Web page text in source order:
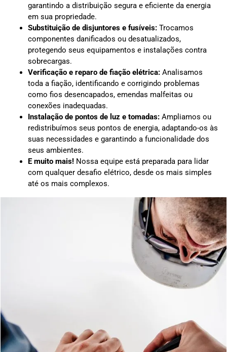
garantindo a distribuição segura e eficiente da energia
em sua propriedade.
Substituição de disjuntores e fusíveis: Trocamos
componentes danificados ou desatualizados,
protegendo seus equipamentos e instalações contra
sobrecargas.
Verificação e reparo de fiação elétrica: Analisamos
toda a fiação, identificando e corrigindo problemas
como fios desencapados, emendas malfeitas ou
conexões inadequadas.
Instalação de pontos de luz e tomadas: Ampliamos ou
redistribuímos seus pontos de energia, adaptando-os às
suas necessidades e garantindo a funcionalidade dos
seus ambientes.
E muito mais! Nossa equipe está preparada para lidar
com qualquer desafio elétrico, desde os mais simples
até os mais complexos.